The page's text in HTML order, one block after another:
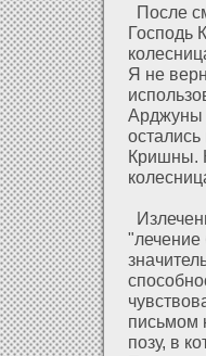
После
Господь
Я не
Арджуны
Кришны.
письмом
позу, в